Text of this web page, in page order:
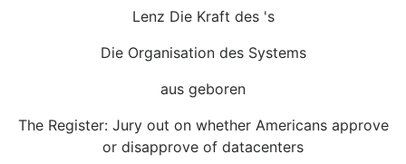
Lenz Die Kraft des 's
Die Organisation des Systems
aus geboren
The Register: Jury out on whether Americans approve
or disapprove of datacenters